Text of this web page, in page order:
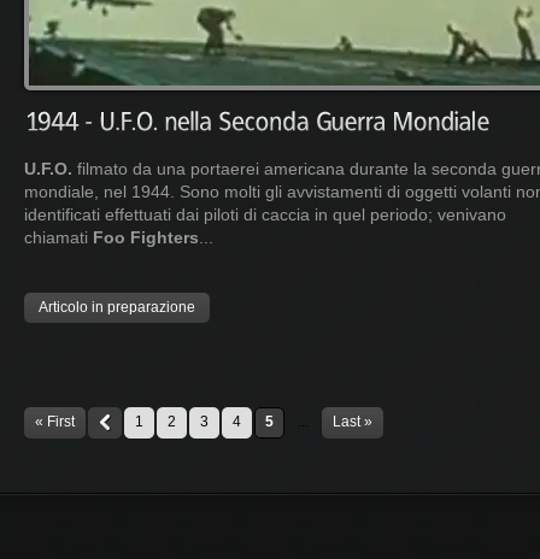
U.F.O. filmato da una portaerei americana durante la seconda
mondiale, nel 1944. Sono molti gli avvistamenti di oggetti volanti
identificati effettuati dai piloti di caccia in quel periodo; venivano
chiamati Foo Fighters
Articolo in preparazione
« First 1 2 3 4 5 ... Last »